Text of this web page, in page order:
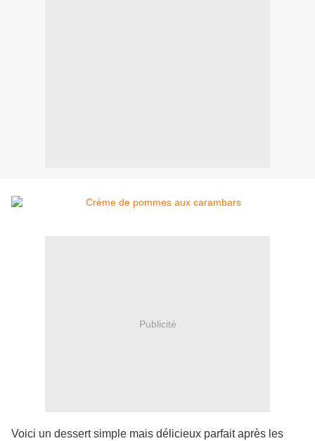
Publicité
Voici un dessert simple mais délicieux parfait après les